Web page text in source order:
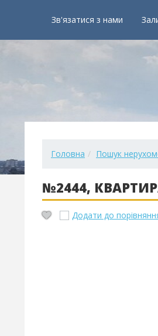
Зв'язатися з нами
Головна Пошук
№2444,
Додати до